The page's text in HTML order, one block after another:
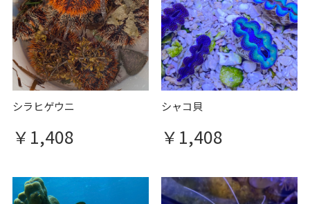
シラヒゲウニ
￥1,408
シャコ貝
￥1,408